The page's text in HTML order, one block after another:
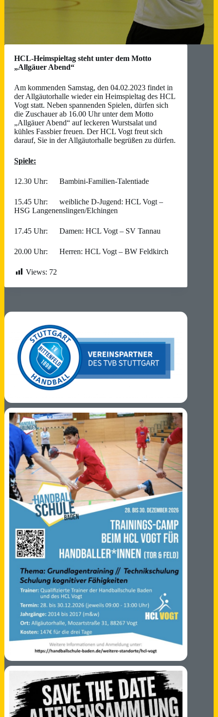
HCL-Heimspieltag steht unter dem Motto
„Allgäuer Abend“
Am kommenden Samstag, den 04.02.2023 findet in
der Allgäutorhalle wieder ein Heimspieltag des HCL
Vogt statt. Neben spannenden Spielen, dürfen sich
die Zuschauer ab 16.00 Uhr unter dem Motto
„Allgäuer Abend“ auf leckeren Wurstsalat und
kühles Fassbier freuen. Der HCL Vogt freut sich
darauf, Sie in der Allgäutorhalle begrüßen zu dürfen.
Spiele:
12.30 Uhr: Bambini-Familien-Talentiade
15.45 Uhr: weibliche D-Jugend: HCL Vogt –
HSG Langenenslingen/Elchingen
17.45 Uhr: Damen: HCL Vogt – SV Tannau
20.00 Uhr: Herren: HCL Vogt – BW Feldkirch
Views: 72